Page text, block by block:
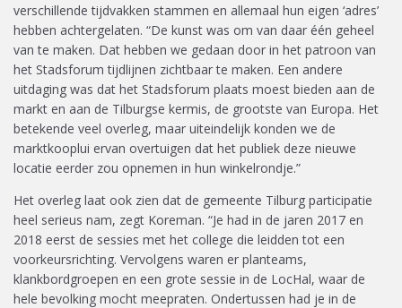
verschillende tijdvakken stammen en allemaal hun eigen ‘adres’
hebben achtergelaten. “De kunst was om van daar één geheel
van te maken. Dat hebben we gedaan door in het patroon van
het Stadsforum tijdlijnen zichtbaar te maken. Een andere
uitdaging was dat het Stadsforum plaats moest bieden aan de
markt en aan de Tilburgse kermis, de grootste van Europa. Het
betekende veel overleg, maar uiteindelijk konden we de
marktkooplui ervan overtuigen dat het publiek deze nieuwe
locatie eerder zou opnemen in hun winkelrondje.”
Het overleg laat ook zien dat de gemeente Tilburg participatie
heel serieus nam, zegt Koreman. “Je had in de jaren 2017 en
2018 eerst de sessies met het college die leidden tot een
voorkeursrichting. Vervolgens waren er planteams,
klankbordgroepen en een grote sessie in de LocHal, waar de
hele bevolking mocht meepraten. Ondertussen had je in de